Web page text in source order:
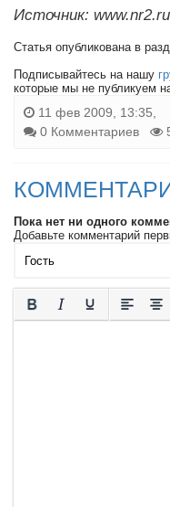
Источник: www.nr2.ru
Статья опубликована в
Подписывайтесь на нашу
которые мы не публикуем
11 фев 2009, 13:35,
0 Комментариев
Пока нет ни одного
Добавьте комментарий